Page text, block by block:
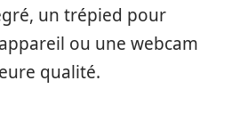
un trépied pour
ou une webcam
qualité.